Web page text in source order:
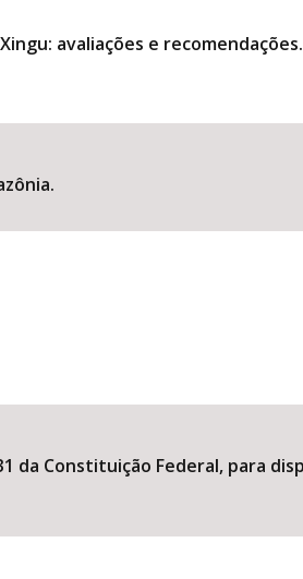
avaliações e recomendações.
da Constituição Federal, para